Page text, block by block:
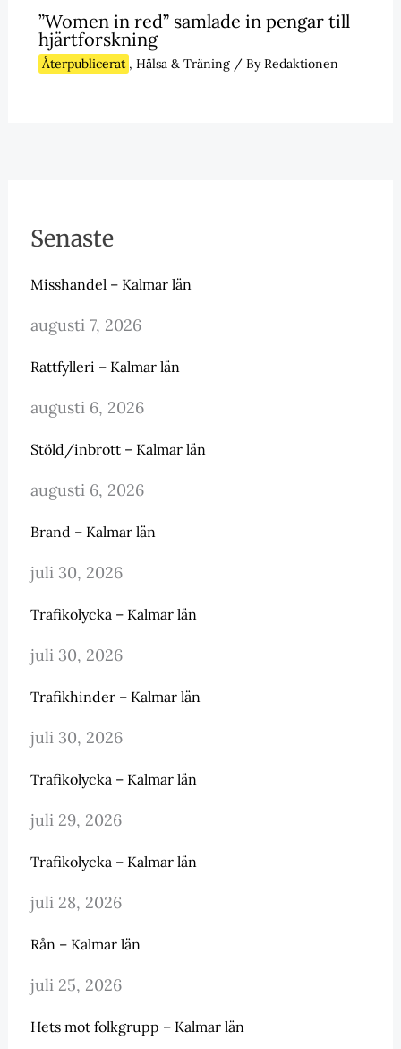
”Women in red” samlade in pengar till
hjärtforskning
Återpublicerat , Hälsa & Träning/ ByRedaktionen
Senaste
Misshandel – Kalmar län
augusti 7, 2026
Rattfylleri – Kalmar län
augusti 6, 2026
Stöld/inbrott – Kalmar län
augusti 6, 2026
Brand – Kalmar län
juli 30, 2026
Trafikolycka – Kalmar län
juli 30, 2026
Trafikhinder – Kalmar län
juli 30, 2026
Trafikolycka – Kalmar län
juli 29, 2026
Trafikolycka – Kalmar län
juli 28, 2026
Rån – Kalmar län
juli 25, 2026
Hets mot folkgrupp – Kalmar län